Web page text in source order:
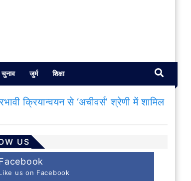
चुनाव जुर्म शिक्षा
क्रियान्वयन से ‘अचीवर्स’ श्रेणी में शामिल
US
us on Facebook